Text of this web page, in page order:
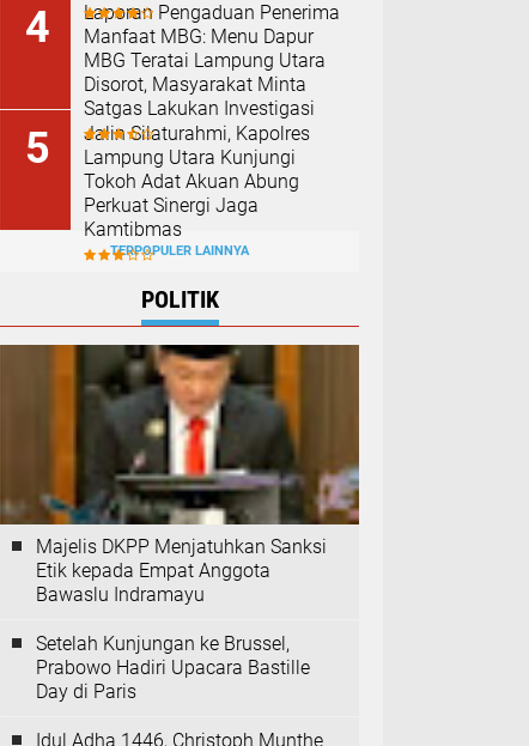
Laporan Pengaduan Penerima
Manfaat MBG: Menu Dapur
MBG Teratai Lampung Utara
Disorot, Masyarakat Minta
Satgas Lakukan Investigasi
Jalin Silaturahmi, Kapolres
Lampung Utara Kunjungi
Tokoh Adat Akuan Abung
Perkuat Sinergi Jaga
Kamtibmas
TERPOPULER LAINNYA
POLITIK
Majelis DKPP Menjatuhkan Sanksi
Etik kepada Empat Anggota
Bawaslu Indramayu
Setelah Kunjungan ke Brussel,
Prabowo Hadiri Upacara Bastille
Day di Paris
Idul Adha 1446, Christoph Munthe